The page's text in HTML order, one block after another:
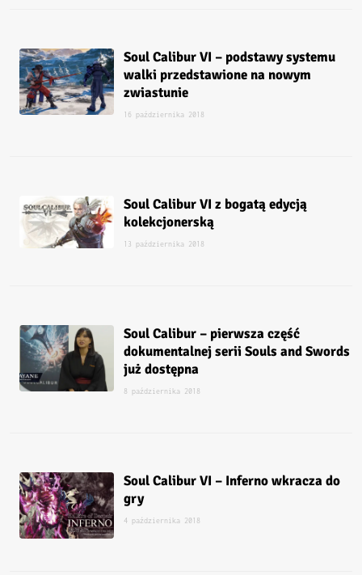
Soul Calibur VI – podstawy systemu
walki przedstawione na nowym
zwiastunie
16 października 2018
Soul Calibur VI z bogatą edycją
kolekcjonerską
13 października 2018
Soul Calibur – pierwsza część
dokumentalnej serii Souls and Swords
już dostępna
8 października 2018
Soul Calibur VI – Inferno wkracza do
gry
4 października 2018